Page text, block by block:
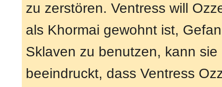
zu zerstören. Ventress will
als Khormai gewohnt ist,
Sklaven zu benutzen, kann
beeindruckt, dass Ventress